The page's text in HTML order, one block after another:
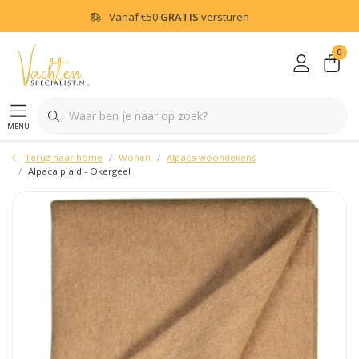
Vanaf€50 GRATIS versturen
menu
0
Terug naar home Wonen
Alpaca woondekens
Alpaca plaid - Okergeel